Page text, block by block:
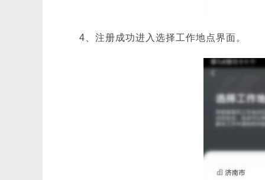
4、注册成功进入选择工作地点界面。